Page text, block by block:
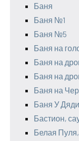
Баня
Баня №1
Баня №5
Баня на
Баня на
Баня на
Баня на
Баня У
Бастион,
Белая